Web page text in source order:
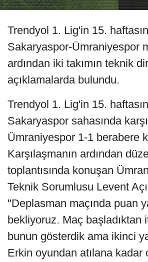
Trendyol 1. Lig'in 15.
Sakaryaspor-Ümraniyespor
ardından iki takımın teknik
açıklamalarda bulundu.
Trendyol 1. Lig'in 15.
Sakaryaspor sahasında
Ümraniyespor 1-1 berabere
Karşılaşmanın ardından
toplantısında konuşan
Teknik Sorumlusu Levent
"Deplasman maçında puan
bekliyoruz. Maç başladıktan
bunun gösterdik ama ikinci
Erkin oyundan atılana kadar